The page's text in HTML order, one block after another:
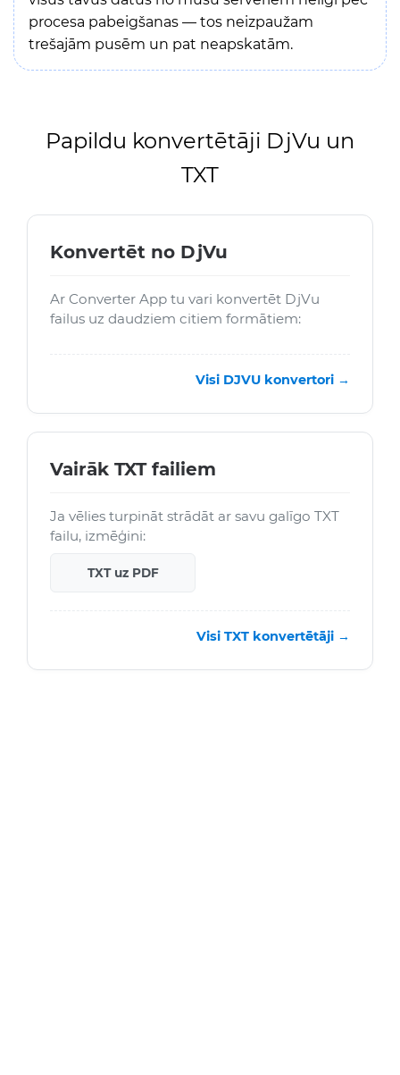
procesa pabeigšanas — tos neizpaužam
trešajām pusēm un pat neapskatām.
Papildu konvertētāji DjVu un
TXT
Konvertēt no DjVu
Ar Converter App tu vari konvertēt DjVu
failus uz daudziem citiem formātiem:
Visi DJVU konvertori →
Vairāk TXT failiem
Ja vēlies turpināt strādāt ar savu galīgo TXT
failu, izmēģini:
TXT uz PDF
Visi TXT konvertētāji →